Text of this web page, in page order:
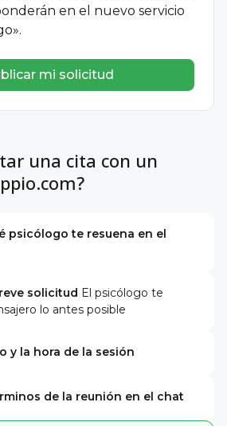
en el nuevo servicio
mi solicitud
una cita con un
psicólogo te resuena en el
solicitud El psicólogo te
lo antes posible
y la hora de la sesión
de la reunión en el chat